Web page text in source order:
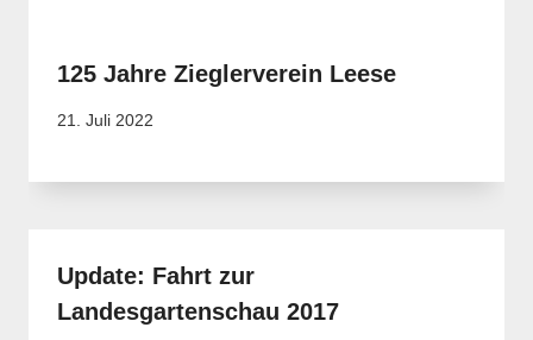
125 Jahre Zieglerverein Leese
21. Juli 2022
Update: Fahrt zur
Landesgartenschau 2017